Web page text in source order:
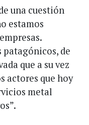
una cuestión
estamos
de
que a su vez
actores que hoy
metal